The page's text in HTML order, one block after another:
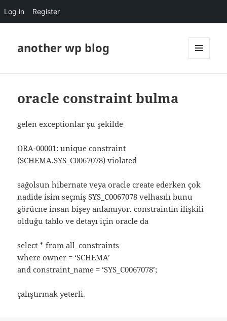
Log in Register
another wp blog
oracle constraint bulma
gelen exceptionlar şu şekilde
ORA-00001: unique constraint
(SCHEMA.SYS_C0067078) violated
sağolsun hibernate veya oracle create ederken çok
nadide isim seçmiş SYS_C0067078 velhasılı bunu
görücne insan bişey anlamıyor. constraintin ilişkili
olduğu tablo ve detayı için oracle da
select * from all_constraints
where owner = ‘SCHEMA’
and constraint_name = ‘SYS_C0067078’;
çalıştırmak yeterli.